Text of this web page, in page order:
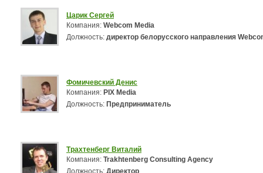
Царик Сергей
Компания: Webcom Media
Должность: директор белорусского направления
Фомичевский Денис
Компания: PIX Media
Должность: Предприниматель
Трахтенберг Виталий
Компания: Trakhtenberg Consulting Agency
Должность: Директор